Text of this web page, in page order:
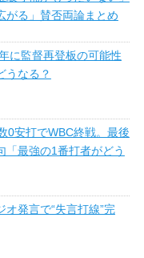
がる」賛否両論まとめ
に監督再登板の可能性
うなる？
0安打でWBC終戦。最後
「最強の1番打者がどう
オ発言で“失言打線”完